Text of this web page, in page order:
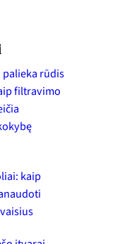
palieka rūdis
filtravimo
kaip